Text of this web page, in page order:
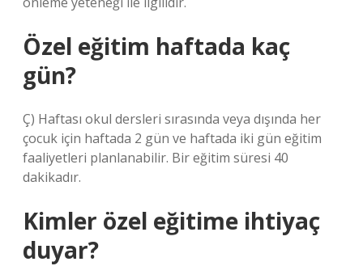
Özel eğitim haftada kaç
gün?
Ç) Haftası okul dersleri sırasında veya dışında her
çocuk için haftada 2 gün ve haftada iki gün eğitim
faaliyetleri planlanabilir. Bir eğitim süresi 40
dakikadır.
Kimler özel eğitime ihtiyaç
duyar?